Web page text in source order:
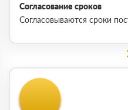
Согласование сроков
Согласовываются сроки